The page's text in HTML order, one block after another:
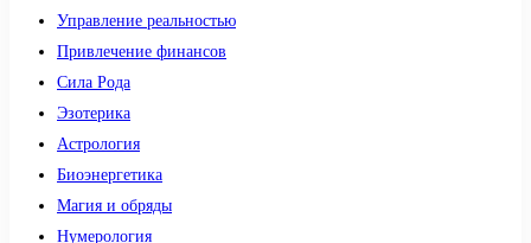
Управление реальностью
Привлечение финансов
Сила Рода
Эзотерика
Астрология
Биоэнергетика
Магия и обряды
Нумерология